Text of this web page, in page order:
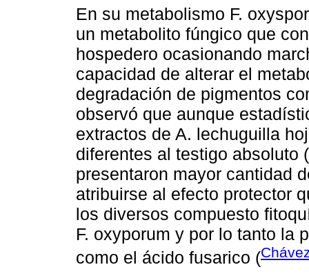
En su metabolismo F.
un metabolito fúngico que
hospedero ocasionando
capacidad de alterar el
degradación de pigmentos
observó que aunque
extractos de A. lechuguilla
diferentes al testigo absoluto
presentaron mayor cantidad
atribuirse al efecto protector
los diversos compuesto
F. oxyporum y por lo tanto la
como el ácido fusarico (